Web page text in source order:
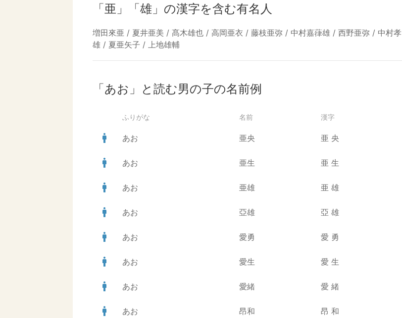
「亜」「雄」の漢字を含む有名人
増田來亜 / 夏井亜美 / 髙木雄也 / 高岡亜衣 / 藤枝亜弥 / 中村嘉葎雄 / 西野亜弥 / 中村孝
雄 / 夏亜矢子 / 上地雄輔
「あお」と読む男の子の名前例
ふりがな 名前 漢字
man あお 亜央 亜 央
man あお 亜生 亜 生
man あお 亜雄 亜 雄
man あお 亞雄 亞 雄
man あお 愛勇 愛 勇
man あお 愛生 愛 生
man あお 愛緒 愛 緒
man あお 昂和 昂 和